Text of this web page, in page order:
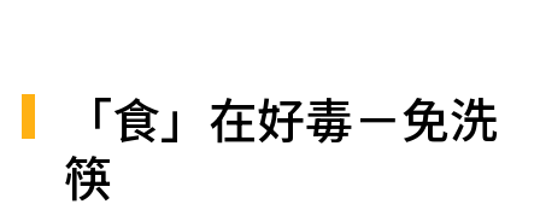
「食」在好毒－免洗
筷